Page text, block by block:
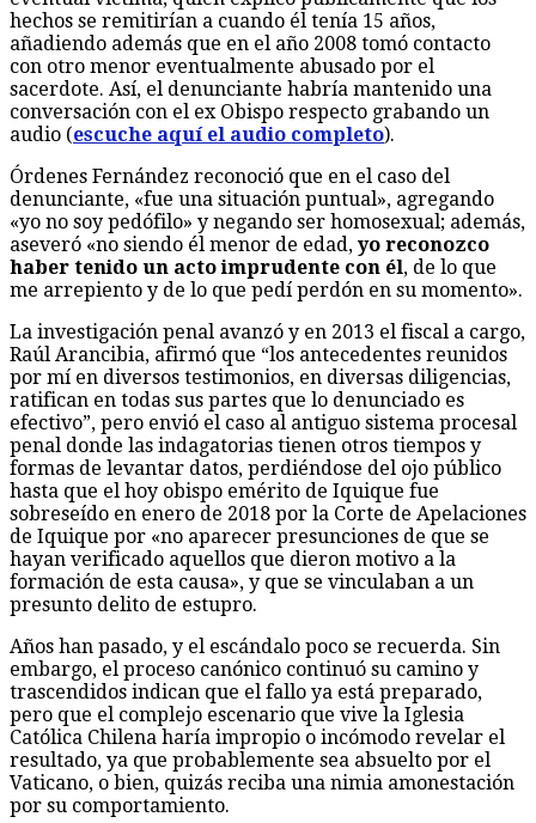
hechos se remitirían a cuando él tenía 15 años,
añadiendo además que en el año 2008 tomó contacto
con otro menor eventualmente abusado por el
sacerdote. Así, el denunciante habría mantenido una
conversación con el ex Obispo respecto grabando un
audio (escuche aquí el audio completo).
Órdenes Fernández reconoció que en el caso del
denunciante, «fue una situación puntual», agregando
«yo no soy pedófilo» y negando ser homosexual; además,
aseveró «no siendo él menor de edad, yo reconozco
haber tenido un acto imprudente con él, de lo que
me arrepiento y de lo que pedí perdón en su momento».
La investigación penal avanzó y en 2013 el fiscal a cargo,
Raúl Arancibia, afirmó que “los antecedentes reunidos
por mí en diversos testimonios, en diversas diligencias,
ratifican en todas sus partes que lo denunciado es
efectivo”, pero envió el caso al antiguo sistema procesal
penal donde las indagatorias tienen otros tiempos y
formas de levantar datos, perdiéndose del ojo público
hasta que el hoy obispo emérito de Iquique fue
sobreseído en enero de 2018 por la Corte de Apelaciones
de Iquique por «no aparecer presunciones de que se
hayan verificado aquellos que dieron motivo a la
formación de esta causa», y que se vinculaban a un
presunto delito de estupro.
Años han pasado, y el escándalo poco se recuerda. Sin
embargo, el proceso canónico continuó su camino y
trascendidos indican que el fallo ya está preparado,
pero que el complejo escenario que vive la Iglesia
Católica Chilena haría impropio o incómodo revelar el
resultado, ya que probablemente sea absuelto por el
Vaticano, o bien, quizás reciba una nimia amonestación
por su comportamiento.